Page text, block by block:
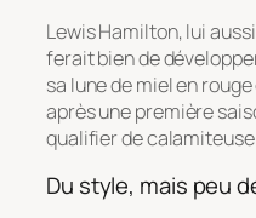
Lewis Hamilton, lui
ferait bien de
sa lune de miel en
après une première
qualifier de
Du style, mais peu